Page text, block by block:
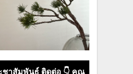
าสัมพันธ์ ติดต่อ 👇 คุณ